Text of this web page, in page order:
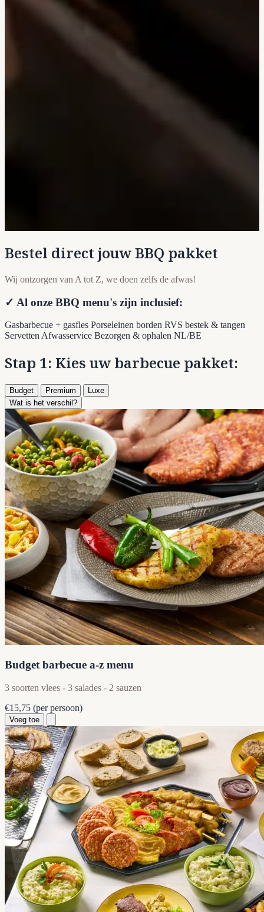
Bestel direct jouw BBQ pakket
Wij ontzorgen van A tot Z, we doen zelfs de afwas!
✓ Al onze BBQ menu's zijn inclusief:
Gasbarbecue + gasfles Porseleinen borden RVS bestek & tangen
ServettenAfwasservice Bezorgen & ophalen NL/BE
Stap 1: Kies uw barbecue pakket:
Budget Premium
Luxe
Wat is het verschil?
Budget barbecue a-z menu
3 soorten vlees - 3 salades - 2 sauzen
€15,75 (per persoon)
Voeg toe